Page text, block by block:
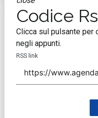
Codice
Clicca sul pulsante per
negli appunti.
RSS link